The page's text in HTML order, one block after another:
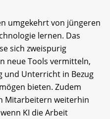
umgekehrt von jüngeren
lernen. Das
sich zweispurig
neue Tools vermitteln,
und Unterricht in Bezug
bieten. Zudem
Mitarbeitern weiterhin
KI die Arbeit